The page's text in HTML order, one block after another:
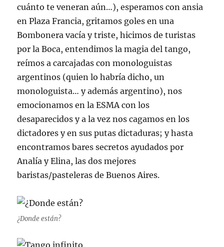
cuánto te veneran aún…), esperamos con ansia
en Plaza Francia, gritamos goles en una
Bombonera vacía y triste, hicimos de turistas
por la Boca, entendimos la magia del tango,
reímos a carcajadas con monologuistas
argentinos (quien lo habría dicho, un
monologuista… y además argentino), nos
emocionamos en la ESMA con los
desaparecidos y a la vez nos cagamos en los
dictadores y en sus putas dictaduras; y hasta
encontramos bares secretos ayudados por
Analía y Elina, las dos mejores
baristas/pasteleras de Buenos Aires.
¿Donde están?